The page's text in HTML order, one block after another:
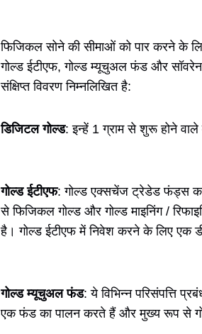
फिजिकल सोने की सीमाओं को पार करने के
गोल्ड ईटीएफ, गोल्ड म्यूचुअल फंड और
संक्षिप्त विवरण निम्नलिखित है:
डिजिटल गोल्ड: इन्हें 1 ग्राम से शुरू होने वाले
गोल्ड ईटीएफ: गोल्ड एक्सचेंज ट्रेडेड फंड्स का
से फिजिकल गोल्ड और गोल्ड माइनिंग /
है। गोल्ड ईटीएफ में निवेश करने के लिए एक
गोल्ड म्यूचुअल फंड: ये विभिन्न परिसंपत्ति
एक फंड का पालन करते हैं और मुख्य रूप से